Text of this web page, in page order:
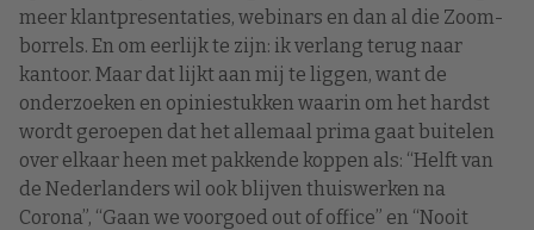
meer klantpresentaties, webinars en dan al die Zoom-
borrels. En om eerlijk te zijn: ik verlang terug naar
kantoor. Maar dat lijkt aan mij te liggen, want de
onderzoeken en opiniestukken waarin om het hardst
wordt geroepen dat het allemaal prima gaat buitelen
over elkaar heen met pakkende koppen als: “Helft van
de Nederlanders wil ook blijven thuiswerken na
Corona”, “Gaan we voorgoed out of office” en “Nooit